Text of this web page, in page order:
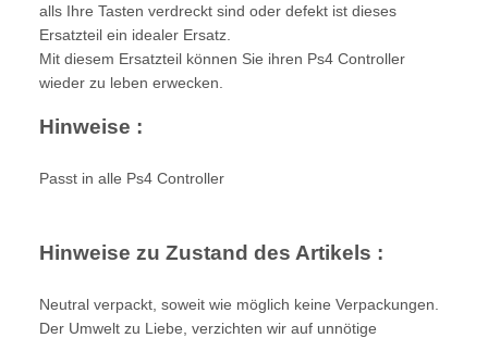
alls Ihre Tasten verdreckt sind oder defekt ist dieses
Ersatzteil ein idealer Ersatz.
Mit diesem Ersatzteil können Sie ihren Ps4 Controller
wieder zu leben erwecken.
Hinweise :
Passt in alle Ps4 Controller
Hinweise zu Zustand des Artikels :
Neutral verpackt, soweit wie möglich keine Verpackungen.
Der Umwelt zu Liebe, verzichten wir auf unnötige